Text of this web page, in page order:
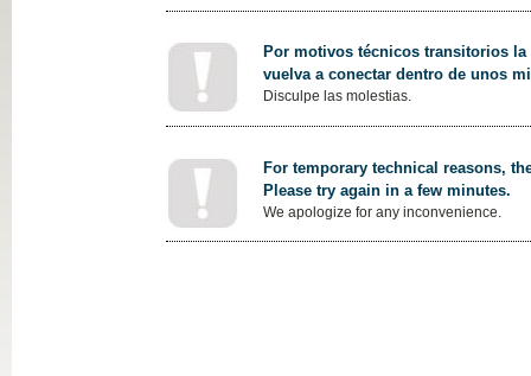
Por motivos técnicos transitorios
vuelva a conectar dentro de unos
Disculpe las molestias.
For temporary technical reasons,
Please try again in a few minutes.
We apologize for any inconvenience.